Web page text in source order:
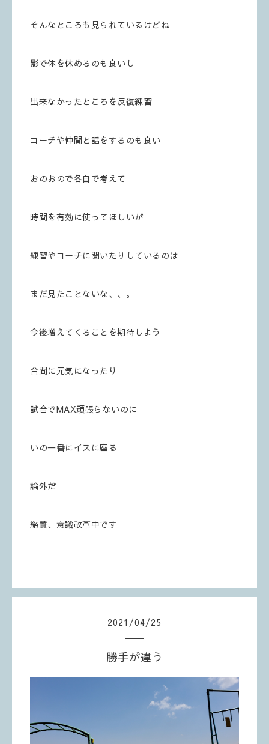
そんなところも見られているけどね
影で体を休めるのも良いし
出来なかったところを反復練習
コーチや仲間と話をするのも良い
おのおので各自で考えて
時間を有効に使ってほしいが
練習やコーチに聞いたりしているのは
まだ見たことないな、、。
今後増えてくることを期待しよう
合間に元気になったり
試合でMAX頑張らないのに
いの一番にイスに座る
論外だ
絶賛、意識改革中です
2021 /04/25
勝手が違う